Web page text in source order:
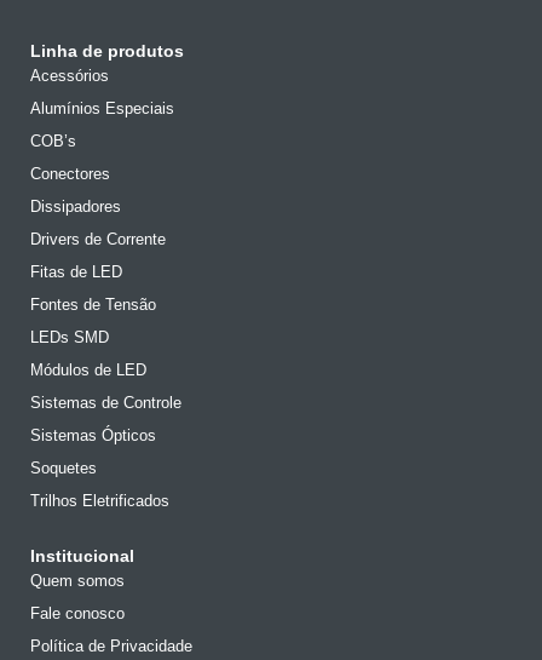
Linha de produtos
Acessórios
Alumínios Especiais
COB’s
Conectores
Dissipadores
Drivers de Corrente
Fitas de LED
Fontes de Tensão
LEDs SMD
Módulos de LED
Sistemas de Controle
Sistemas Ópticos
Soquetes
Trilhos Eletrificados
Institucional
Quem somos
Fale conosco
Política de Privacidade